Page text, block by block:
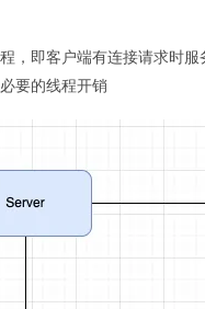
，即客户端有连接请求时
要的线程开销